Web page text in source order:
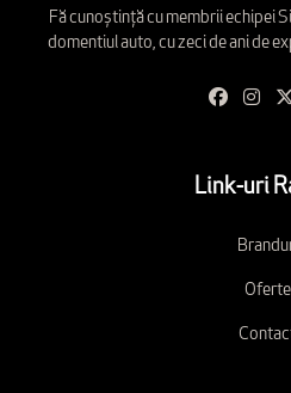
Fă cunoștință cu membrii echipei
domentiul auto, cu zeci de ani de
Link-uri
Oferte